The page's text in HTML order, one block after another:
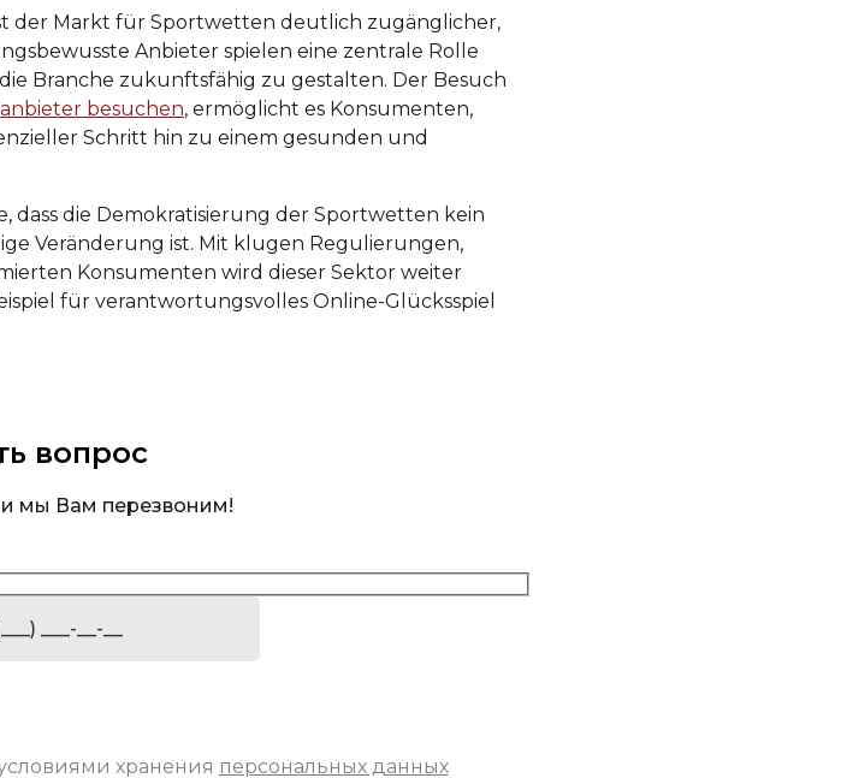
der Markt für Sportwetten deutlich zugänglicher,
Anbieter spielen eine zentrale Rolle
Branche zukunftsfähig zu gestalten. Der Besuch
anbieter besuchen, ermöglicht es Konsumenten,
Schritt hin zu einem gesunden und
dass die Demokratisierung der Sportwetten kein
Veränderung ist. Mit klugen Regulierungen,
Konsumenten wird dieser Sektor weiter
für verantwortungsvolles Online-Glücksspiel
вопрос
и мы Вам перезвоним!
хранения персональных данных